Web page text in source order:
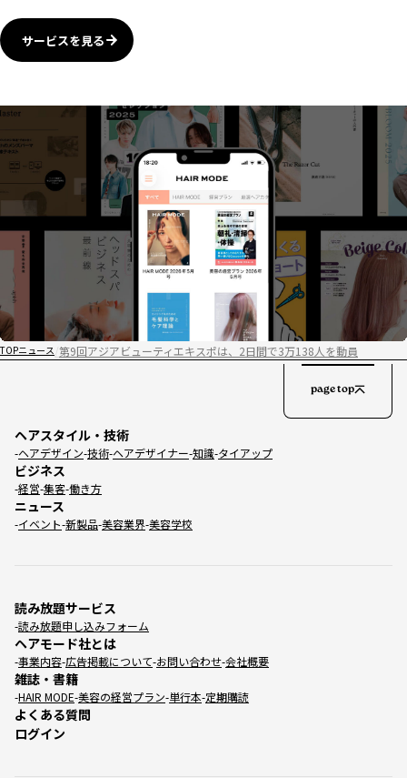
サービスを見る
TOPニュース 第9回アジアビューティエキスポは、2日間で3万138人を動員
ヘアスタイル・技術
ヘアデザイン 技術 ヘアデザイナー 知識 タイアップ
ビジネス
経営 集客 働き方
ニュース
イベント 新製品 美容業界 美容学校
読み放題サービス
読み放題申し込みフォーム
ヘアモード社とは
事業内容 広告掲載について お問い合わせ 会社概要
雑誌・書籍
HAIR MODE 美容の経営プラン 単行本 定期購読
よくある質問
ログイン
page top